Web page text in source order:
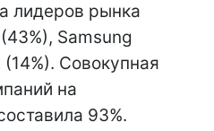
лидеров рынка
(43%), Samsung
(14%). Совокупная
на
93%.